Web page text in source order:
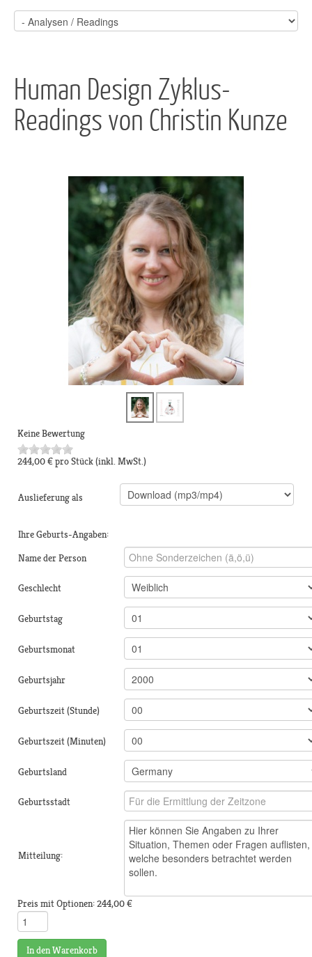
Human Design Zyklus-
Readings von Christin Kunze
Keine Bewertung
244,00 €pro Stück(inkl. MwSt.)
Auslieferung als
Ihre Geburts-Angaben:
Name der Person
Geschlecht
Geburtstag
Geburtsmonat
Geburtsjahr
Geburtszeit (Stunde)
Geburtszeit (Minuten)
Geburtsland
Geburtsstadt
Mitteilung:
Preis mit Optionen:244,00 €
In den Warenkorb